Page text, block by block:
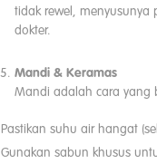
tidak rewel,
dokter.
Mandi & Keramas
Mandi adalah cara yang
Pastikan suhu air hangat
Gunakan sabun khusus